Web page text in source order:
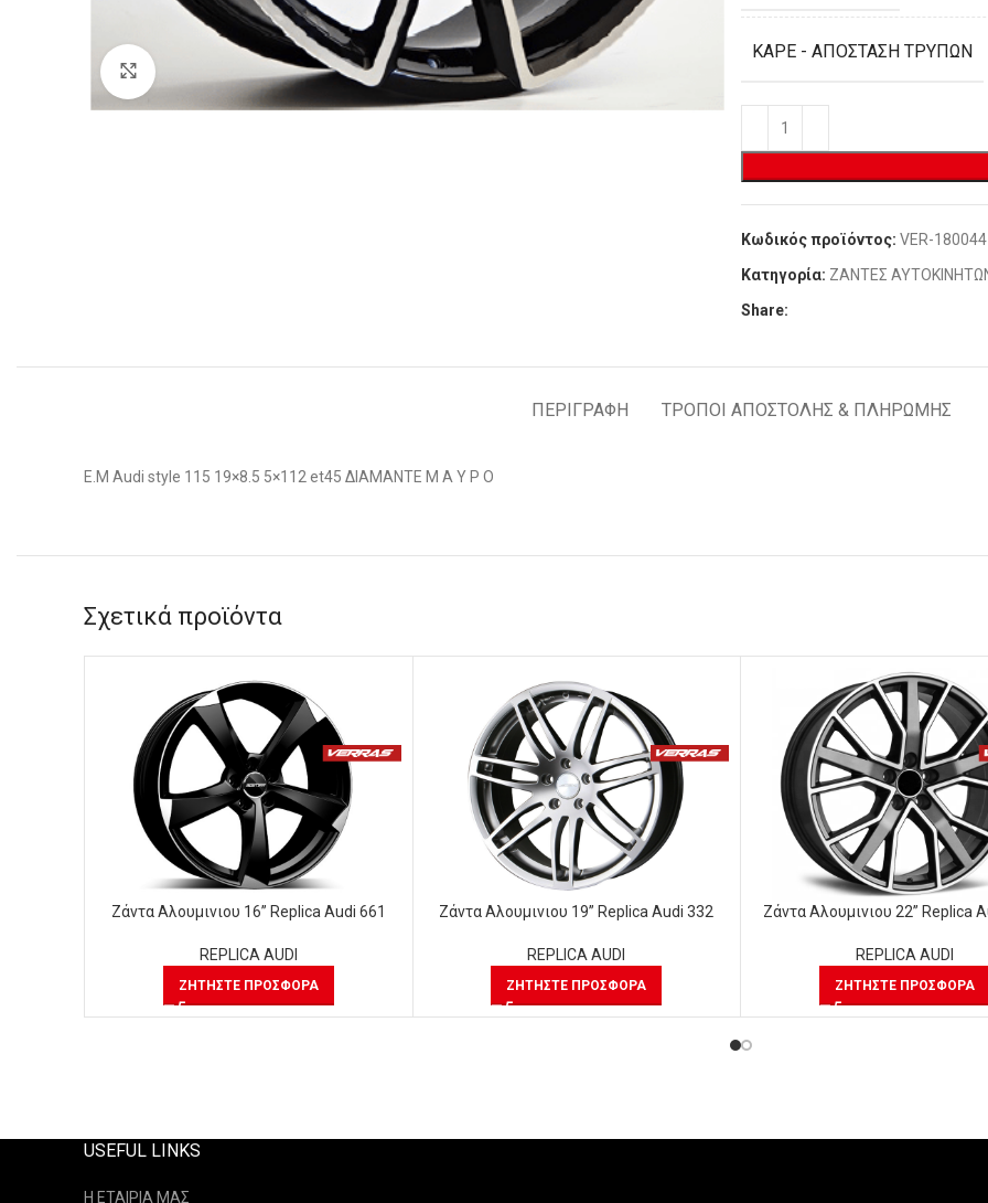
ΚΑΡΈ - ΑΠΌΣΤΑΣΗ ΤΡΥΠΏΝ
Κωδικός προϊόντος: VER-180044
Κατηγορία: ΖΑΝΤΕΣ
Share:
ΠΕΡΙΓΡΑΦΉ ΤΡΟΠΟΙ ΑΠΟΣΤΟΛΗΣ & ΠΛΗΡΩΜΗΣ
E.M Audi style 115 19×8.5 5×112 et45 ΔΙΑΜΑΝΤΕ Μ Α Υ Ρ Ο
Σχετικά προϊόντα
Ζάντα Αλουμινιου 16” Replica Audi 661
REPLICA AUDI
ΖΗΤΉΣΤΕ ΠΡΟΣΦΟΡΆ
Ζάντα Αλουμινιου 19” Replica Audi 332
REPLICA AUDI
ΖΗΤΉΣΤΕ ΠΡΟΣΦΟΡΆ
Ζάντα Αλουμινιου 22” Replica
REPLICA AUDI
ΖΗΤΉΣΤΕ ΠΡΟΣΦΟΡΆ
USEFUL LINKS
Η ΕΤΑΙΡΙΑ ΜΑΣ